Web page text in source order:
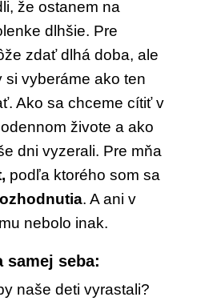
že ostanem na
dlhšie. Pre
zdať dlhá doba, ale
si vyberáme ako ten
Ako sa chceme cítiť v
živote a ako
dni vyzerali. Pre mňa
podľa ktorého som sa
. A ani v
nebolo inak.
samej seba:
naše deti vyrastali?